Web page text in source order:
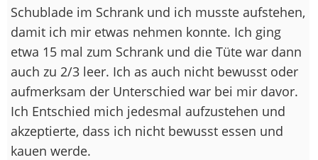
Schublade im Schrank und ich musste aufstehen,
damit ich mir etwas nehmen konnte. Ich ging
etwa 15 mal zum Schrank und die Tüte war dann
auch zu 2/3 leer. Ich as auch nicht bewusst oder
aufmerksam der Unterschied war bei mir davor.
Ich Entschied mich jedesmal aufzustehen und
akzeptierte, dass ich nicht bewusst essen und
kauen werde.